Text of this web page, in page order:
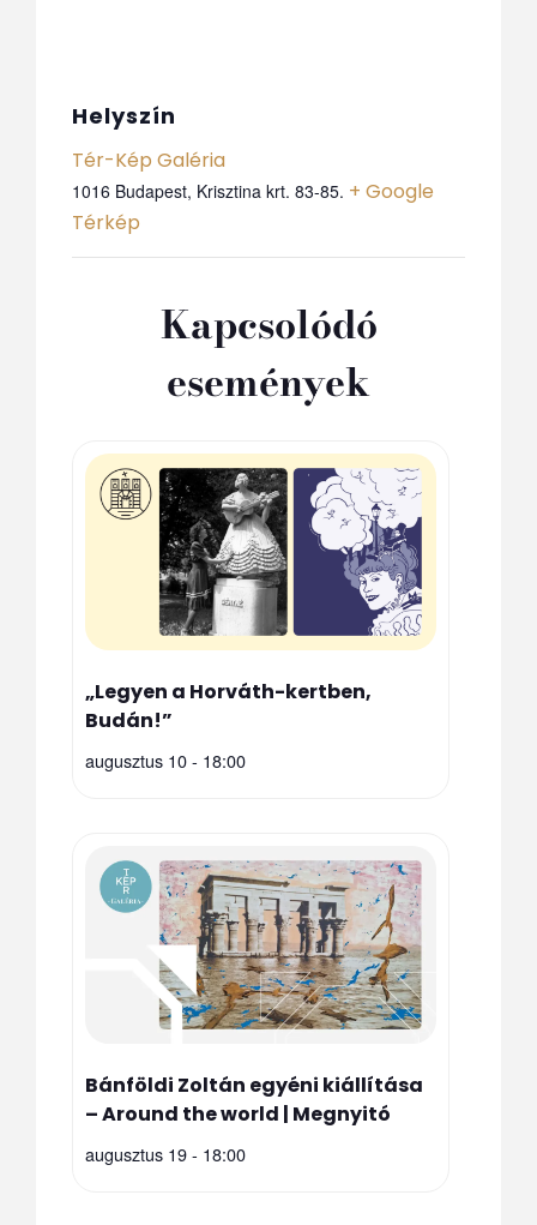
Helyszín
Tér-Kép Galéria
1016 Budapest, Krisztina krt. 83-85. + Google
Térkép
Kapcsolódó
események
„Legyen a Horváth-kertben,
Budán!”
augusztus 10 - 18:00
Bánföldi Zoltán egyéni kiállítása
– Around the world | Megnyitó
augusztus 19 - 18:00